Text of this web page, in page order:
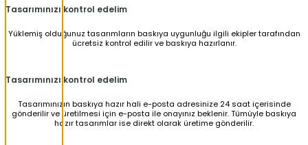
Tasarımınızı kontrol edelim
Yüklemiş olduğunuz tasarımların baskıya uygunluğu ilgili ekipler tarafından
ücretsiz kontrol edilir ve baskıya hazırlanır.
Tasarımınızı kontrol edelim
Tasarımınızın baskıya hazır hali e-posta adresinize 24 saat içerisinde
gönderilir ve üretilmesi için e-posta ile onayınız beklenir. Tümüyle baskıya
hazır tasarımlar ise direkt olarak üretime gönderilir.